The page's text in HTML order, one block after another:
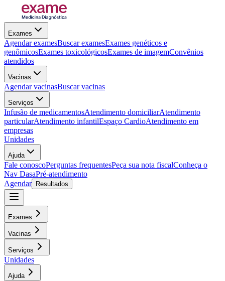
Exames
Agendar examesBuscar examesExames genéticos e
genômicosExames toxicológicosExames de imagemConvênios
atendidos
Vacinas
Agendar vacinasBuscar vacinas
Serviços
Infusão de medicamentosAtendimento domiciliarAtendimento
particularAtendimento infantilEspaço CardioAtendimento em
empresas
Unidades
Ajuda
Fale conoscoPerguntas frequentesPeça sua nota fiscalConheça o
Nav DasaPré-atendimento
Agendar
Resultados
Exames
Vacinas
Serviços
Unidades
Ajuda